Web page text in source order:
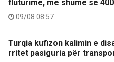
fluturime, më shumë se
09/08 08:57
Turqia kufizon kalimin e
rritet pasiguria për